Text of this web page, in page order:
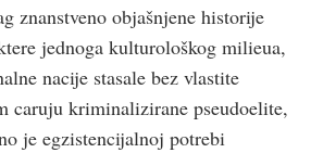
znanstveno objašnjene historije
jednoga kulturološkog milieua,
nacije stasale bez vlastite
caruju kriminalizirane pseudoelite,
je egzistencijalnoj potrebi